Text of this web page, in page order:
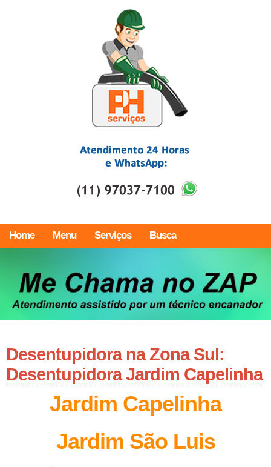
Home Menu Serviços Busca
Desentupidora na Zona Sul:
Desentupidora Jardim Capelinha
Jardim Capelinha
Jardim São Luis